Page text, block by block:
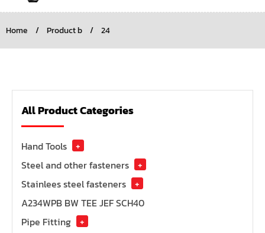
Home / Product b / 24
All Product Categories
Hand Tools
+
Steel and other fasteners
+
Stainlees steel fasteners
+
A234WPB BW TEE JEF SCH40
Pipe Fitting
+